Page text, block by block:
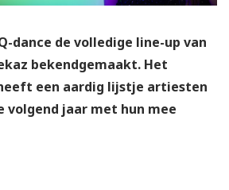
dance de volledige line-up van
bekendgemaakt. Het
een aardig lijstje artiesten
volgend jaar met hun mee